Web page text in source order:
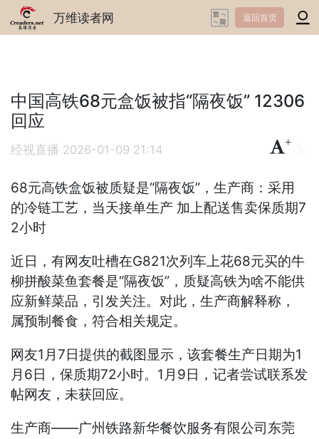
万维读者网 返回首页
中国高铁68元盒饭被指“隔夜饭” 12306
回应
经视直播 2026-01-09 21:14
+
68元高铁盒饭被质疑是“隔夜饭”，生产商：采用
的冷链工艺，当天接单生产 加上配送售卖保质期7
2小时
近日，有网友吐槽在G821次列车上花68元买的牛
柳拼酸菜鱼套餐是“隔夜饭”，质疑高铁为啥不能供
应新鲜菜品，引发关注。对此，生产商解释称，
属预制餐食，符合相关规定。
网友1月7日提供的截图显示，该套餐生产日期为1
月6日，保质期72小时。1月9日，记者尝试联系发
帖网友，未获回应。
生产商——广州铁路新华餐饮服务有限公司东莞